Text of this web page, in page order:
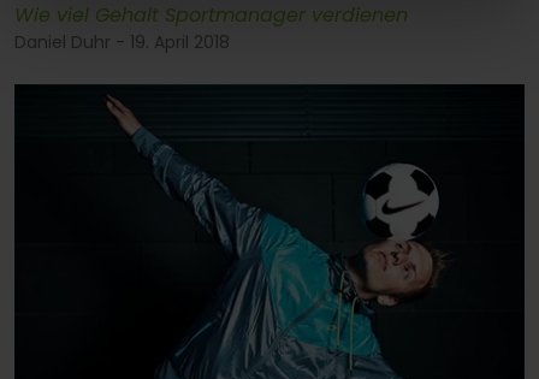
Wie viel Gehalt Sportmanager verdienen
Daniel Duhr - 19. April 2018